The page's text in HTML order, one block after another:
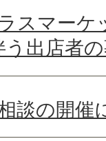
スマー
出店者
談の開催